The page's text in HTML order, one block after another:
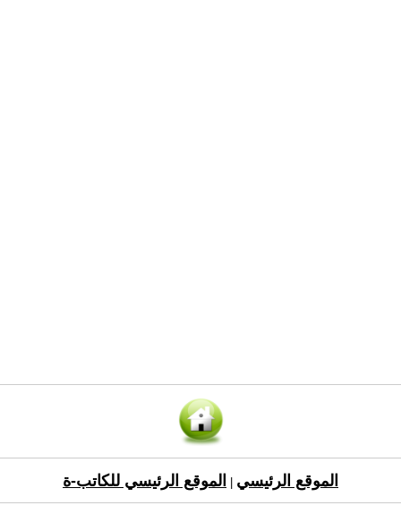
الموقع الرئيسي الموقع الرئيسي للكاتب-ة